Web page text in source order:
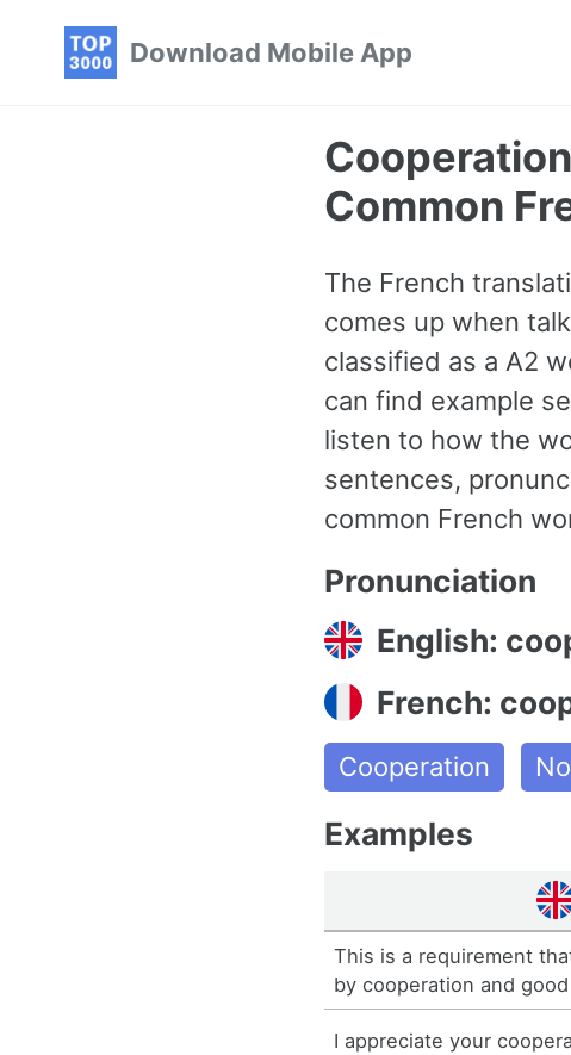
Download Mobile App
Common
The French
comes up when
classified as a A2
can find example
listen to how the
sentences,
common French
Pronunciation
English:
French:
Cooperation
Examples
This is a requirement
by cooperation and
I appreciate your